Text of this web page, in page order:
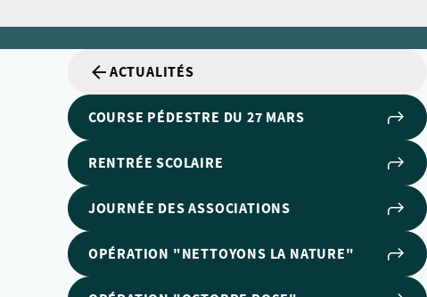
ACTUALITÉS
COURSE PÉDESTRE DU 27 MARS
RENTRÉE SCOLAIRE
JOURNÉE DES ASSOCIATIONS
OPÉRATION "NETTOYONS LA NATURE"